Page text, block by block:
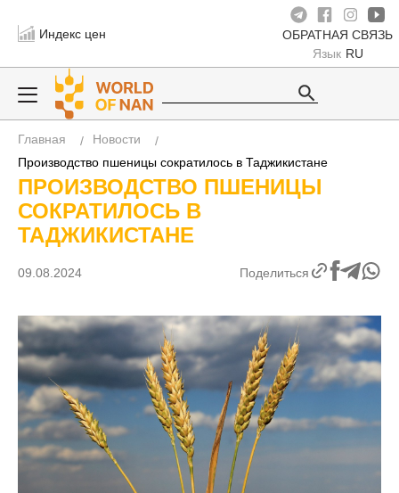
Индекс цен
ОБРАТНАЯ СВЯЗЬ
Язык RU
Главная
Новости
Производство пшеницы сократилось в Таджикистане
ПРОИЗВОДСТВО ПШЕНИЦЫ
СОКРАТИЛОСЬ В
ТАДЖИКИСТАНЕ
09.08.2024 Поделиться